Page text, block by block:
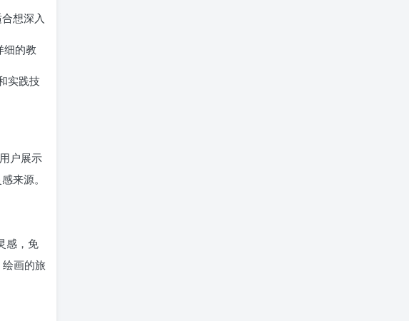
想深入
细的教
实践技
户展示
来源。
感，免
画的旅